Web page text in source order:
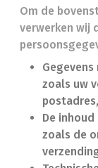
Om de
verwerken wij
zoals uw
De
zoals de